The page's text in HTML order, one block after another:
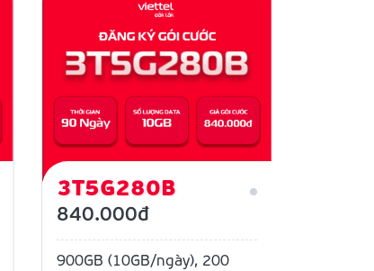
3T5G280B
840.000đ
900GB (10GB/ngày), 200